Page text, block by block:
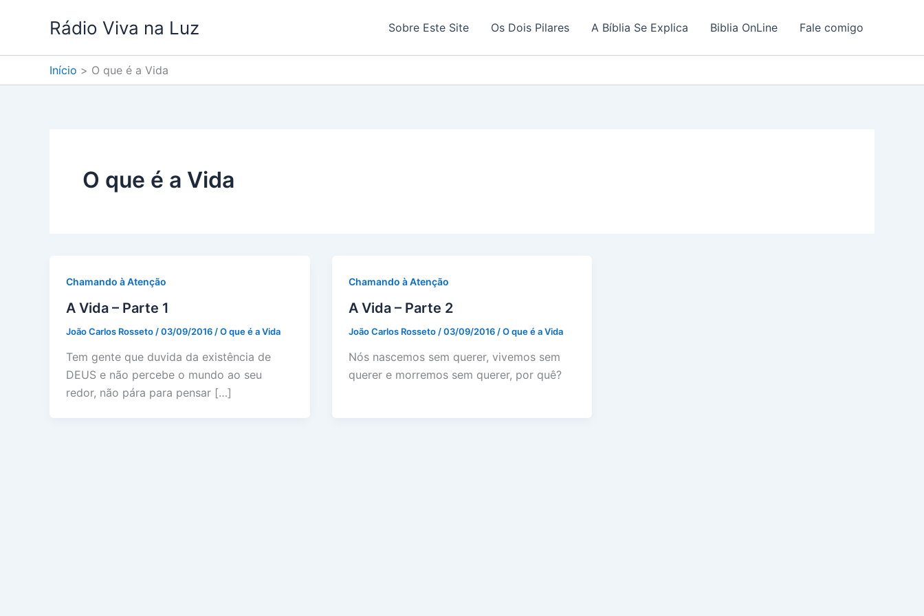
Rádio Viva na Luz Sobre Este Site Os Dois Pilares A Bíblia Se Explica Biblia OnLine Fale comigo
Início O que é a Vida
O que é a Vida
Chamando à Atenção
A Vida – Parte 1
João Carlos Rosseto /03/09/2016 /O que é a Vida
Tem gente que duvida da existência de
DEUS e não percebe o mundo ao seu
redor, não pára para pensar […]
Chamando à Atenção
A Vida – Parte 2
João Carlos Rosseto /03/09/2016 /O que é a Vida
Nós nascemos sem querer, vivemos sem
querer e morremos sem querer, por quê?